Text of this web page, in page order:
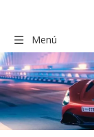
Menú